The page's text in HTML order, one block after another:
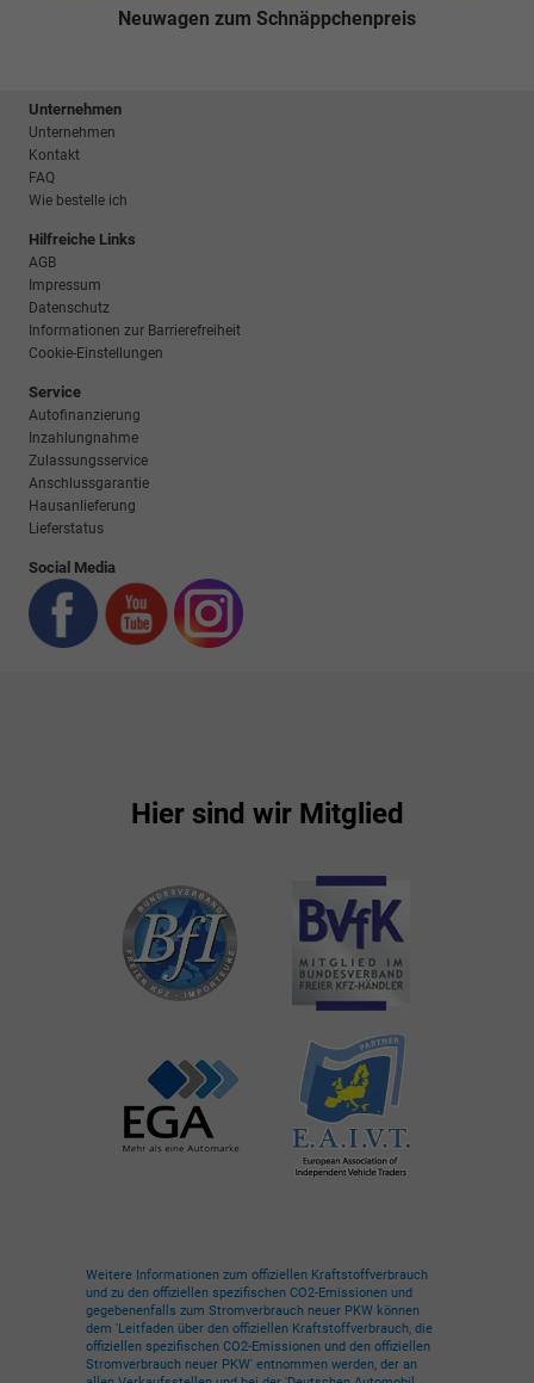
Neuwagen zum Schnäppchenpreis
Unternehmen
Unternehmen
Kontakt
FAQ
Wie bestelle ich
Hilfreiche Links
AGB
Impressum
Datenschutz
Informationen zur Barrierefreiheit
Cookie-Einstellungen
Service
Autofinanzierung
Inzahlungnahme
Zulassungsservice
Anschlussgarantie
Hausanlieferung
Lieferstatus
Social Media
Hier sind wir Mitglied
Weitere Informationen zum offiziellen Kraftstoffverbrauch
und zu den offiziellen spezifischen CO2-Emissionen und
gegebenenfalls zum Stromverbrauch neuer PKW können
dem 'Leitfaden über den offiziellen Kraftstoffverbrauch, die
offiziellen spezifischen CO2-Emissionen und den offiziellen
Stromverbrauch neuer PKW' entnommen werden, der an